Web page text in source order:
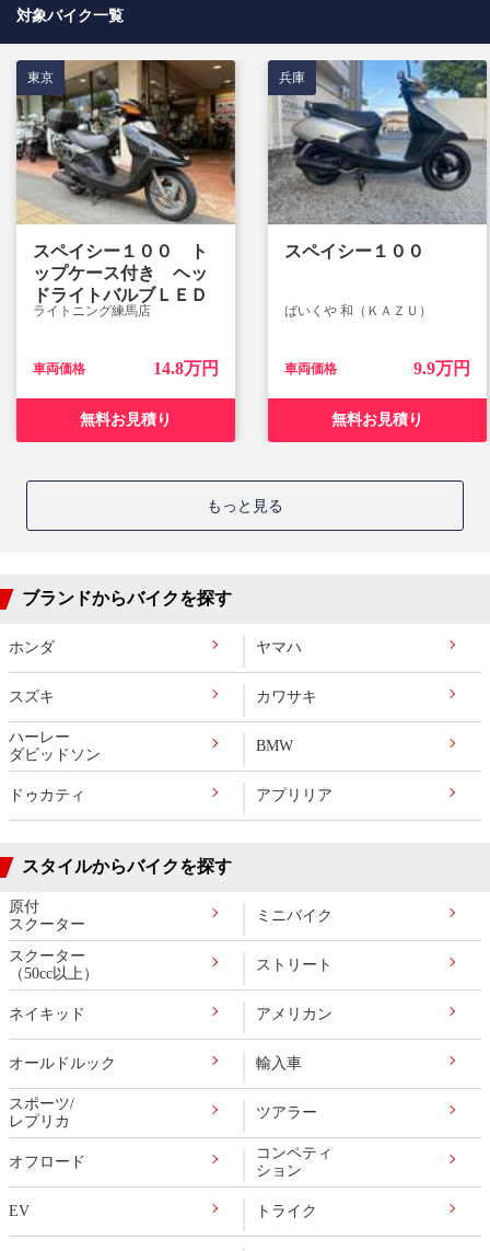
対象バイク一覧
スペイシー１００ ト
ップケース付き ヘッ
ドライトバルブＬＥＤ
ライトニング練馬店
東京
車両価格 14.8万円
無料お見積り
スペイシー１００
ばいくや 和（ＫＡＺＵ）
兵庫
車両価格 9.9万円
無料お見積り
もっと見る
ブランドからバイクを探す
ホンダ ヤマハ
スズキ カワサキ
ハーレー
ダビッドソン
BMW
ドゥカティ アプリリア
スタイルからバイクを探す
原付
スクーター
ミニバイク
スクーター
（50cc以上）
ストリート
ネイキッド アメリカン
オールドルック 輸入車
スポーツ/
レプリカ
ツアラー
オフロード
コンペティ
ション
EV トライク